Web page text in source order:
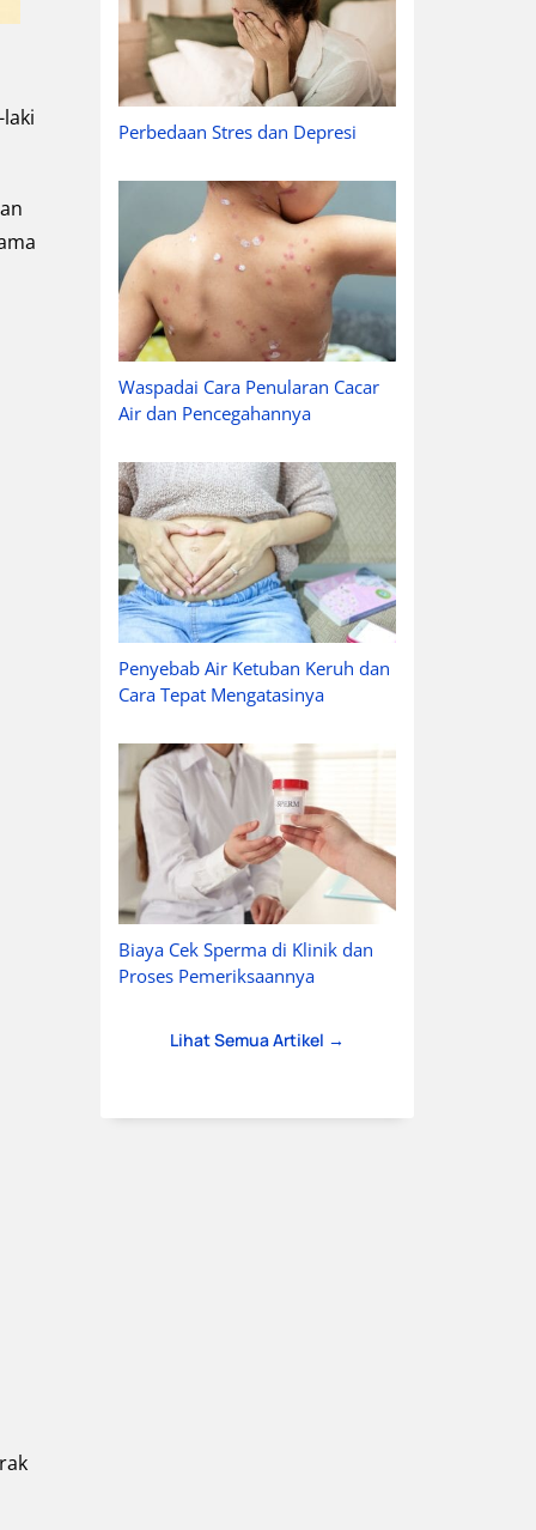
Perbedaan Stres dan Depresi
Waspadai Cara Penularan Cacar
Air dan Pencegahannya
Penyebab Air Ketuban Keruh dan
Cara Tepat Mengatasinya
Biaya Cek Sperma di Klinik dan
Proses Pemeriksaannya
Lihat Semua Artikel →